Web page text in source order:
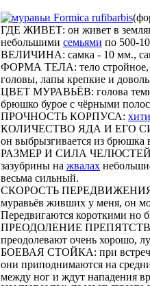
Formica rufibarbis
ГДЕ ЖИВЕТ: он живет в
небольшими семьями по 500-
ВЕЛИЧИНА: самка - 10 мм.,
ФОРМА ТЕЛА: тело стройное,
головы, лапы крепкие и
ЦВЕТ МУРАВЬЁВ: голова
брюшко бурое с чёрными
ПРОЧНОСТЬ КОРПУСА:
КОЛИЧЕСТВО ЯДА И ЕГО
он выбрызгивается из брюшка
РАЗМЕР И СИЛА ЧЕЛЮСТЕЙ:
зазубрины на жвалах
весьма сильный.
СКОРОСТЬ ПЕРЕДВИЖЕНИЯ:
муравьёв живших у меня, он
Передвигаются короткими но
ПРЕОДОЛЕНИЕ
преодолевают очень хорошо,
БОЕВАЯ СТОЙКА: при встрече
они приподнимаются на
между ног и ждут нападения